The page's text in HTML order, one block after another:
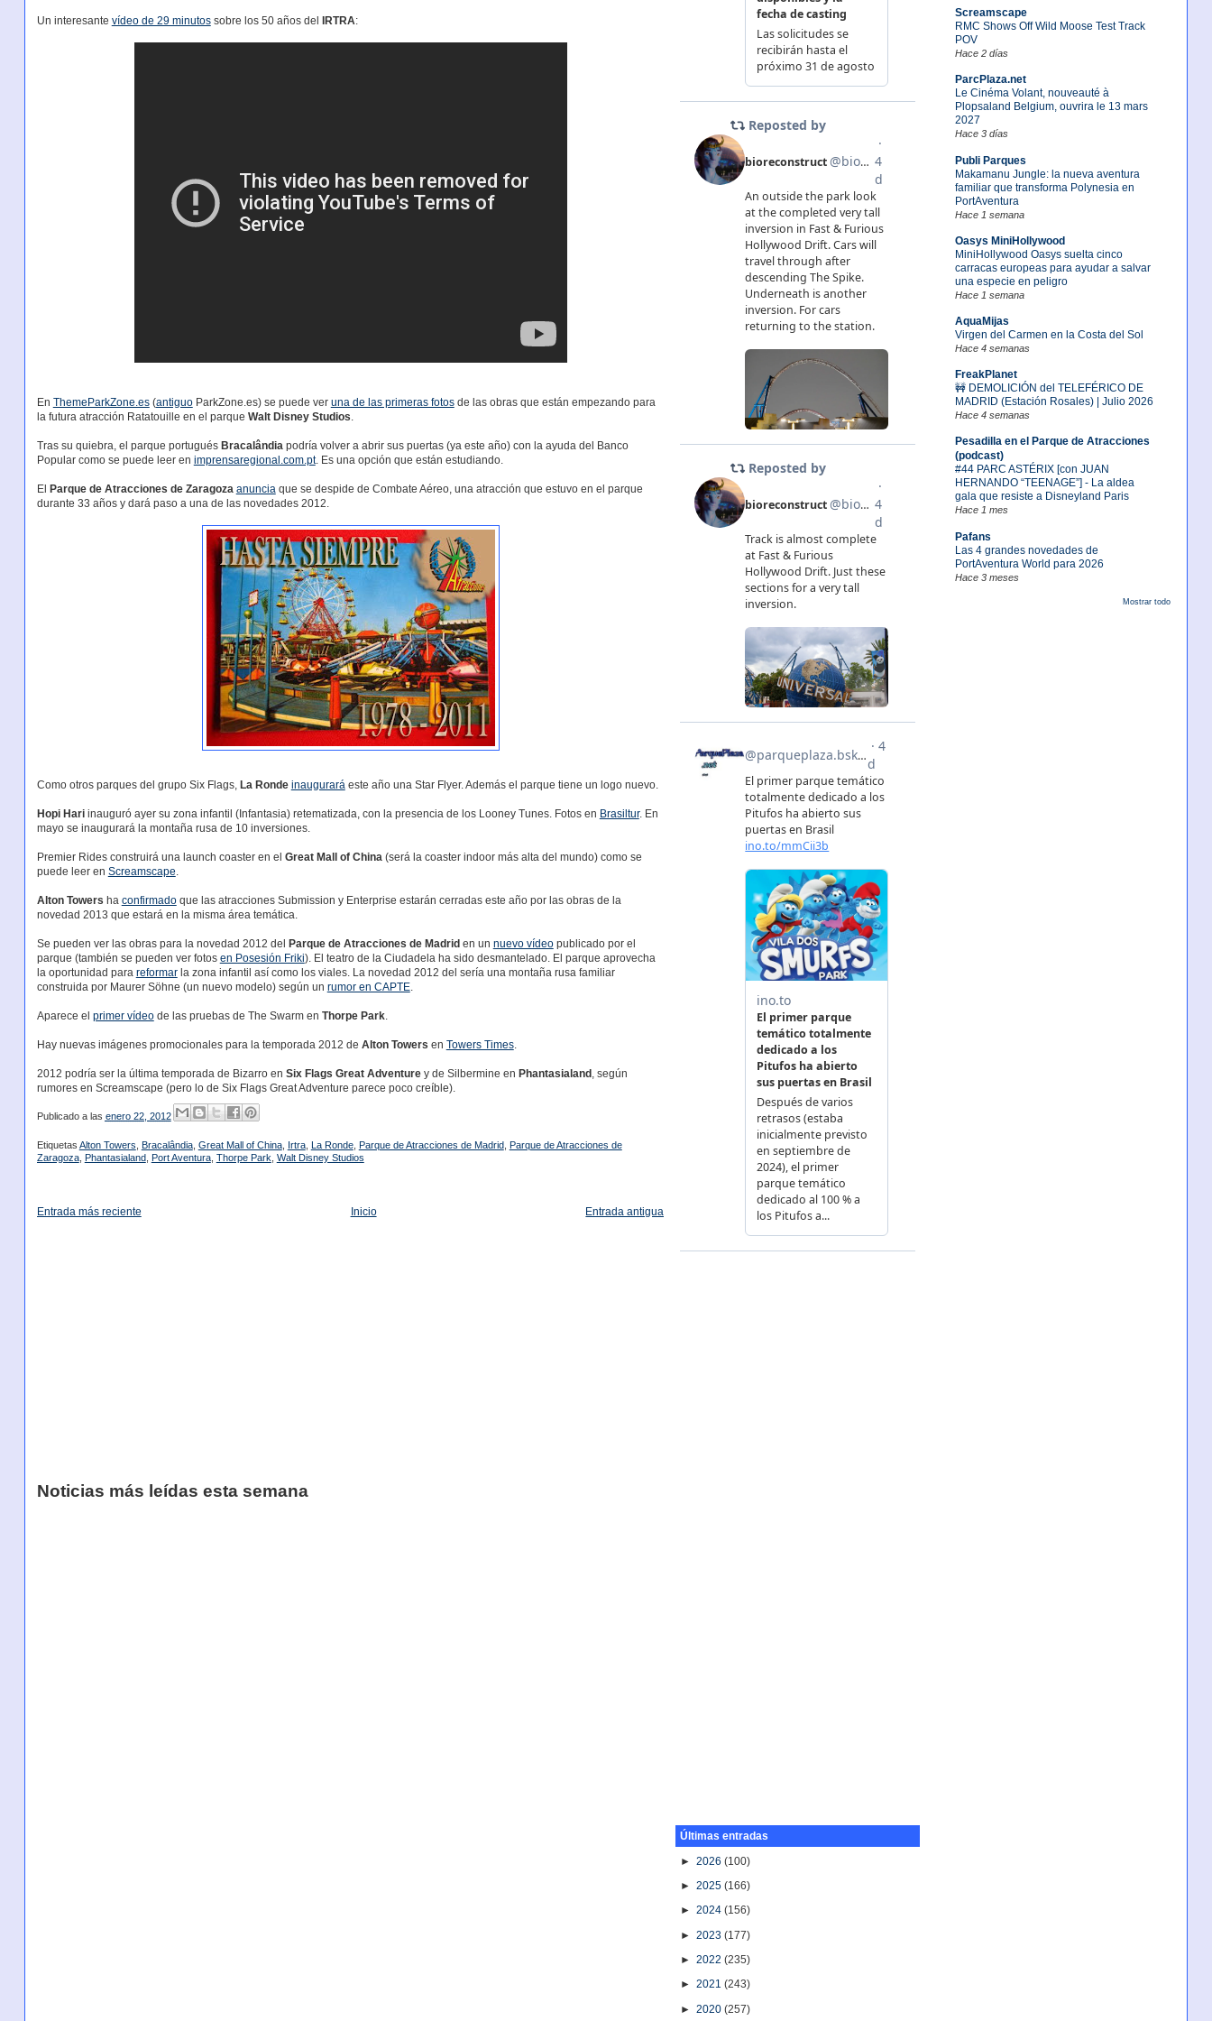
Screamscape
RMC Shows Off Wild Moose Test Track
POV
Hace 2 días
ParcPlaza.net
Le Cinéma Volant, nouveauté à
Plopsaland Belgium, ouvrira le 13 mars
2027
Hace 3 días
Publi Parques
Makamanu Jungle: la nueva aventura
familiar que transforma Polynesia en
PortAventura
Hace 1 semana
Oasys MiniHollywood
MiniHollywood Oasys suelta cinco
carracas europeas para ayudar a salvar
una especie en peligro
Hace 1 semana
AquaMijas
Virgen del Carmen en la Costa del Sol
Hace 4 semanas
FreakPlanet
🚧 DEMOLICIÓN del TELEFÉRICO DE
MADRID (Estación Rosales) | Julio 2026
Hace 4 semanas
Pesadilla en el Parque de Atracciones
(podcast)
#44 PARC ASTÉRIX [con JUAN
HERNANDO “TEENAGE”] - La aldea
gala que resiste a Disneyland Paris
Hace 1 mes
Pafans
Las 4 grandes novedades de
PortAventura World para 2026
Hace 3 meses
Mostrar todo
Un interesante vídeo de 29 minutossobre los 50 años del IRTRA:
En ThemeParkZone.es(antiguoParkZone.es) se puede ver una de las primeras fotosde las obras que están empezando para
la futura atracción Ratatouille en el parque Walt Disney Studios.
Tras su quiebra, el parque portugués Bracalândiapodría volver a abrir sus puertas (ya este año) con la ayuda del Banco
Popular como se puede leer en imprensaregional.com.pt. Es una opción que están estudiando.
El Parque de Atracciones de Zaragoza anunciaque se despide de Combate Aéreo, una atracción que estuvo en el parque
durante 33 años y dará paso a una de las novedades 2012.
Como otros parques del grupo Six Flags, La Ronde inaugurará este año una Star Flyer. Además el parque tiene un logo nuevo.
Hopi Hariinauguró ayer su zona infantil (Infantasia) retematizada, con la presencia de los Looney Tunes. Fotos en Brasiltur. En
mayo se inaugurará la montaña rusa de 10 inversiones.
Premier Rides construirá una launch coaster en el Great Mall of China (será la coaster indoor más alta del mundo) como se
puede leer en Screamscape
Alton Towers ha confirmadoque las atracciones Submission y Enterprise estarán cerradas este año por las obras de la
novedad 2013 que estará en la misma área temática.
Se pueden ver las obras para la novedad 2012 del Parque de Atracciones de Madriden un nuevo vídeopublicado por el
parque (también se pueden ver fotos en Posesión Friki). El teatro de la Ciudadela ha sido desmantelado. El parque aprovecha
la oportunidad para reformarla zona infantil así como los viales. La novedad 2012 del sería una montaña rusa familiar
construida por Maurer Söhne (un nuevo modelo) según un rumor en CAPTE.
Aparece el primer vídeode las pruebas de The Swarm en Thorpe Park.
Hay nuevas imágenes promocionales para la temporada 2012 de Alton Towers en Towers Times.
2012 podría ser la última temporada de Bizarro en Six Flags Great Adventurey de Silbermine en Phantasialand, según
rumores en Screamscape (pero lo de Six Flags Great Adventure parece poco creíble).
Publicado a las enero 22, 2012
Etiquetas Alton Towers Bracalândia, Great Mall of China, Irtra, La Ronde, Parque de Atracciones de Madrid, Parque de Atracciones de
Zaragoza, Phantasialand, Port Aventura, Thorpe Park Walt Disney Studios
Entrada más reciente Entrada antigua
Inicio
Noticias más leídas esta semana
Últimas entradas
►2026(100)
►2025(166)
►2024(156)
►2023(177)
►2022(235)
►2021(243)
►2020(257)